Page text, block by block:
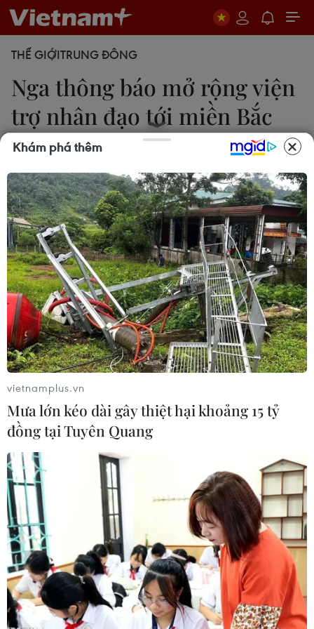
THẾ GIỚITRUNG ĐÔNG
Nga thông báo mở rộng viện
trợ nhân đạo tới miền Bắc
Syria
19/11/2019 11:47
Quân đội Nga đã lập 3 chốt mới để phục vụ cho
hoạt động vận chuyển hàng nhân đạo ở khu vực
đang trên bờ vực thảm họa nhân đạo này.
Người dân sơ tán khỏi các khu vực chiến sự ở Idlib, Syria.
(Nguồn: AFP/TTXVN)
TASS đưa tin Trung tâm Hòa giải các bên đối lập
tại Syria của Nga ngày 19/11 thông báo đã
chuyển hàng viện trợ nhân đạo tới khu định cư
Qamishli thuộc Đông Bắc Syria.
Phát biểu với báo giới, một nhân viên thuộc
Khám phá thêm
vietnamplus.vn
Mưa lớn kéo dài gây thiệt hại khoảng 15 tỷ
đồng tại Tuyên Quang